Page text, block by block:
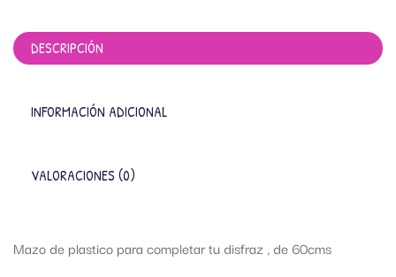
DESCRIPCIÓN
INFORMACIÓN ADICIONAL
VALORACIONES (0)
Mazo de plastico para completar tu disfraz , de 60cms